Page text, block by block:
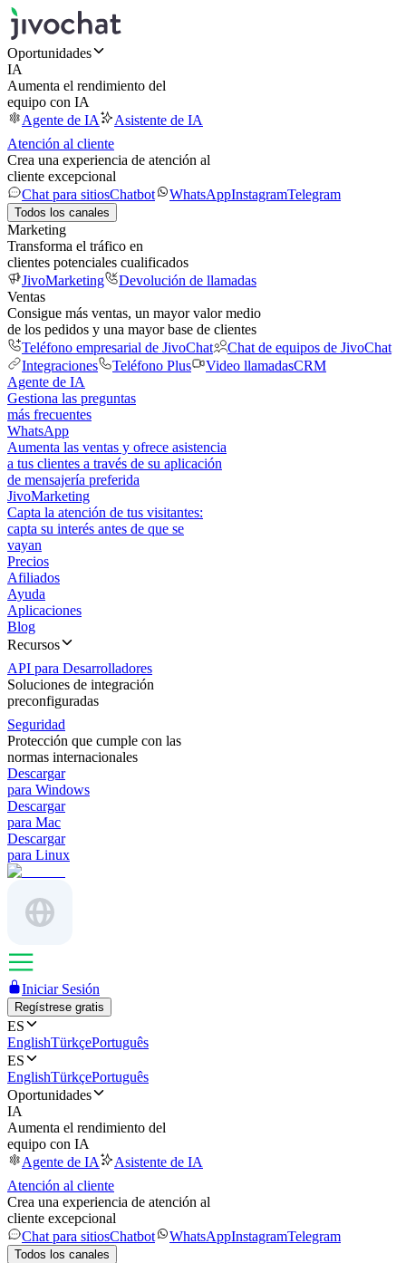
Oportunidades
IA
Aumenta el rendimiento del
equipo con IA
Agente de IA
Asistente de IA
Atención al cliente
Crea una experiencia de atención al
cliente excepcional
Chat para sitiosChatbot WhatsAppInstagramTelegram
Todos los canales
Marketing
Transforma el tráfico en
clientes potenciales cualificados
JivoMarketing
Devolución de llamadas
Ventas
Consigue más ventas, un mayor valor medio
de los pedidos y una mayor base de clientes
Teléfono empresarial de JivoChat
Chat de equipos de JivoChat
Integraciones
Teléfono Plus Video llamadasCRM
Agente de IA
Gestiona las preguntas
más frecuentes
WhatsApp
Aumenta las ventas y ofrece asistencia
a tus clientes a través de su aplicación
de mensajería preferida
JivoMarketing
Capta la atención de tus visitantes:
capta su interés antes de que se
vayan
Precios
Afiliados
Ayuda
Aplicaciones
Blog
Recursos
API para Desarrolladores
Soluciones de integración
preconfiguradas
Seguridad
Protección que cumple con las
normas internacionales
Descargar
para Windows
Descargar
para Mac
Descargar
para Linux
Iniciar Sesión
Regístrese gratis
ES
EnglishTürkçePortuguês
ES
EnglishTürkçePortuguês
Oportunidades
IA
Aumenta el rendimiento del
equipo con IA
Agente de IA
Asistente de IA
Atención al cliente
Crea una experiencia de atención al
cliente excepcional
Chat para sitiosChatbot WhatsAppInstagramTelegram
Todos los canales